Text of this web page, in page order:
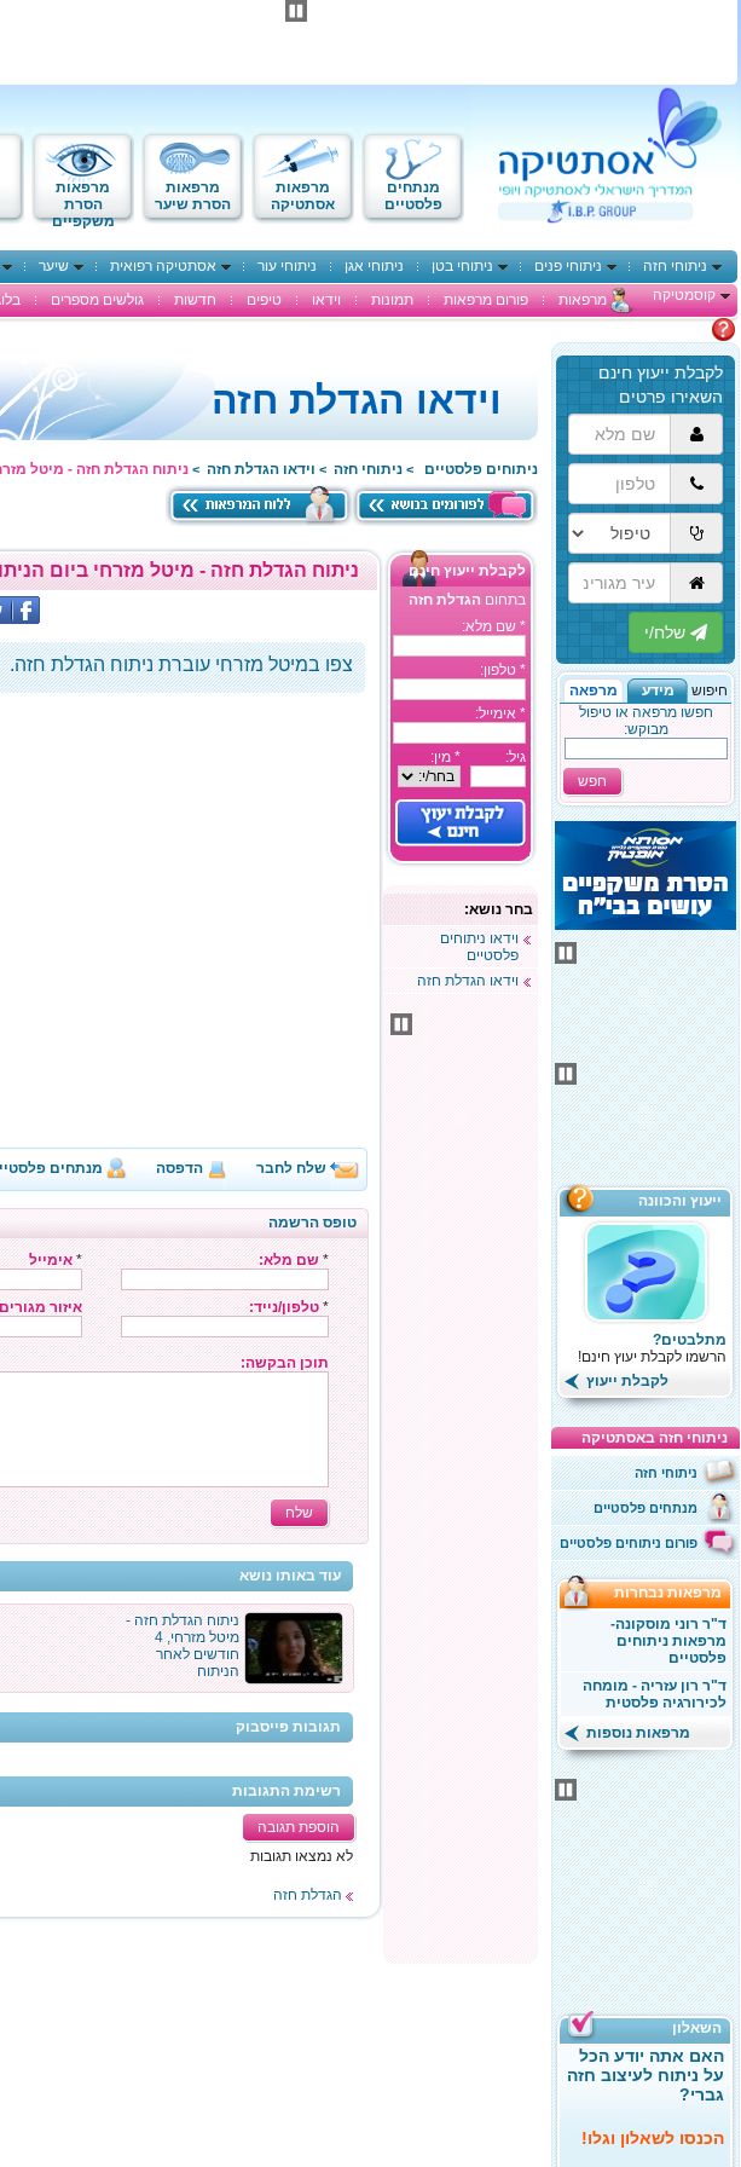
מנתחים
פלסטיים
מרפאות
אסתטיקה
מרפאות
הסרת שיער
מרפאות
הסרת
משקפיים
ניתוחי חזה ניתוחי פנים ניתוחי בטן ניתוחי אגן ניתוחי עור אסתטיקה רפואית
שיער
קוסמטיקה
מרפאות פורום מרפאות תמונות וידאו טיפים חדשות גולשים מספרים
הגעת
לתוכן
המרכזי,
באפשרותך
ללחוץ
אנטר
כדי
לדלג
לאזור
הבא
חיפוש מידע
מרפאה
חפשו מרפאה או טיפול
מבוקש:
חפש
ייעוץ והכוונה
מתלבטים?
הרשמו לקבלת יעוץ חינם!
לקבלת ייעוץ
ניתוחי חזה באסתטיקה
ניתוחי חזה
מנתחים פלסטיים
פורום ניתוחים פלסטיים
מרפאות נבחרות
ד"ר רוני מוסקונה-
מרפאות ניתוחים
פלסטיים
ד"ר רון עזריה - מומחה
לכירורגיה פלסטית
מרפאות נוספות
השאלון
האם אתה יודע הכל
על ניתוח לעיצוב חזה
גברי?
הכנסו לשאלון וגלו!
וידאו הגדלת חזה
ניתוחים פלסטיים > ניתוחי חזה > וידאו הגדלת חזה > ניתוח הגדלת חזה - מיטל
לקבלת ייעוץ חינם
בתחום הגדלת חזה
* שם מלא:
* טלפון:
* אימייל:
* מין: גיל:
בחר נושא:
וידאו ניתוחים
פלסטיים
וידאו הגדלת חזה
ניתוח הגדלת חזה - מיטל מזרחי ביום
צפו במיטל מזרחי עוברת ניתוחהגדלת חזה.
מנתחים הדפסה שלח לחבר
טופס הרשמה
*אימייל
איזור
*שם מלא:
*טלפון/נייד:
תוכן הבקשה:
שלח
עוד באותו נושא
ניתוח הגדלת חזה -
מיטל מזרחי, 4
חודשים לאחר
הניתוח
תגובות פייסבוק
רשימת התגובות
הוספת תגובה
לא נמצאו תגובות
הגדלת חזה